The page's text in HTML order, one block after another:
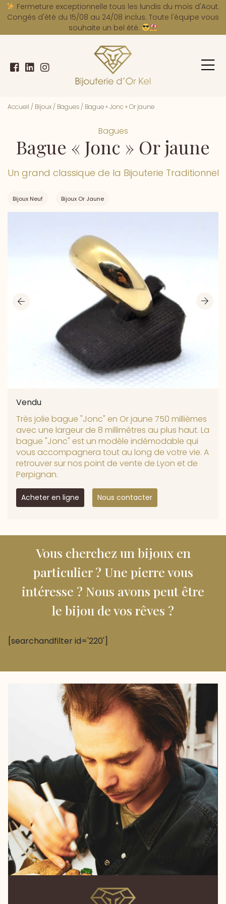
Fermeture exceptionnelle tous les lundis du mois d'Aout.
Congés d'été du 15/08 au 24/08 inclus. Toute l'équipe vous
souhaite un bel été.
Accueil / Bijoux / Bagues / Bague « Jonc » Or jaune
Bagues
Bague « Jonc » Or jaune
Un grand classique de la Bijouterie Traditionnel
Bijoux Neuf Bijoux Or Jaune
Vendu
Très jolie bague "Jonc" en Or jaune 750 millièmes
avec une largeur de 8 millimètres au plus haut. La
bague "Jonc" est un modèle indémodable qui
vous accompagnera tout au long de votre vie. A
retrouver sur nos point de vente de Lyon et de
Perpignan.
Acheter en ligne Nous contacter
Vous cherchez un bijoux en
particulier ? Une pierre vous
intéresse ? Nous avons peut être
le bijou de vos rêves ?
[searchandfilter id='220']